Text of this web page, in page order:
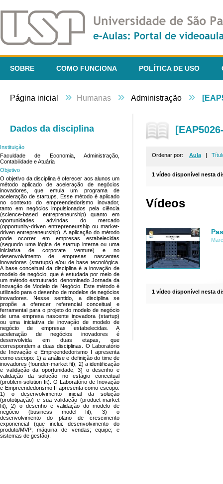
SOBRE COMO FUNCIONA POLÍTICA DE USO
Página inicial » Humanas » Administração »
Dados da disciplina
Instituição
Faculdade de Economia, Administração,
Contabilidade e Atuária
Objetivo
O objetivo da disciplina é oferecer aos alunos um
método aplicado de aceleração de negócios
inovadores, que emula um programa de
aceleração de startups. Esse método é aplicado
no contexto do empreendedorismo inovador,
tanto em negócios impulsionados pela ciência
(science-based entrepreneurship) quanto em
oportunidades advindas do mercado
(opportunity-driven entrepreneurship ou market-
driven entrepreneurship). A aplicação do método
pode ocorrer em empresas estabelecidas
(segundo uma lógica de startup interna ou uma
iniciativa de corporate venture) e no
desenvolvimento de empresas nascentes
inovadoras (startups) e/ou de base tecnológica.
A base conceitual da disciplina é a inovação de
modelo de negócio, que é estudada por meio de
um método estruturado, denominado Jornada da
Inovação de Modelo de Negócio. Este método é
utilizado para o desenho de modelos de negócios
inovadores. Nesse sentido, a disciplina se
propõe a oferecer referencial conceitual e
ferramental para o projeto do modelo de negócio
de uma empresa nascente inovadora (startup)
ou uma iniciativa de inovação de modelo de
negócio de empresas estabelecidas. A
aceleração de negócios inovadores é
desenvolvida em duas etapas, que
correspondem a duas disciplinas. O Laboratório
de Inovação e Empreendedorismo I apresenta
como escopo: 1) a análise e definição do time de
inovadores (founder-market fit); 2) a identificação
e validação da oportunidade; 3) o desenho e
validação da solução no estágio conceitual
(problem-solution fit). O Laboratório de Inovação
e Empreendedorismo II apresenta como escopo:
1) o desenvolvimento inicial da solução
(prototipação) e sua validação (product-market
fit); 2) o desenho e validação do modelo de
negócio (business model fit); 3) o
desenvolvimento do plano de crescimento
exponencial (que inclui: desenvolvimento do
produto/MVP; máquina de vendas; equipe; e
sistemas de gestão).
Ordenar por: Aula |
1 vídeo disponível nesta
Vídeos
1 vídeo disponível nesta